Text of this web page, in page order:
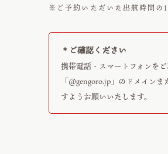
※ご予約いただいた出航時間の
＊ご確認ください
携帯電話・スマートフォンを
「@gengoro.jp」のドメインま
すようお願いいたします。